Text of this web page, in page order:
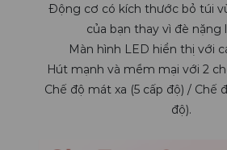
Động cơ có kích thước bỏ túi
của bạn thay vì đè nặng
Màn hình LED hiển thị với
Hút mạnh và mềm mại với 2
Chế độ mát xa (5 cấp độ) / Chế
độ).